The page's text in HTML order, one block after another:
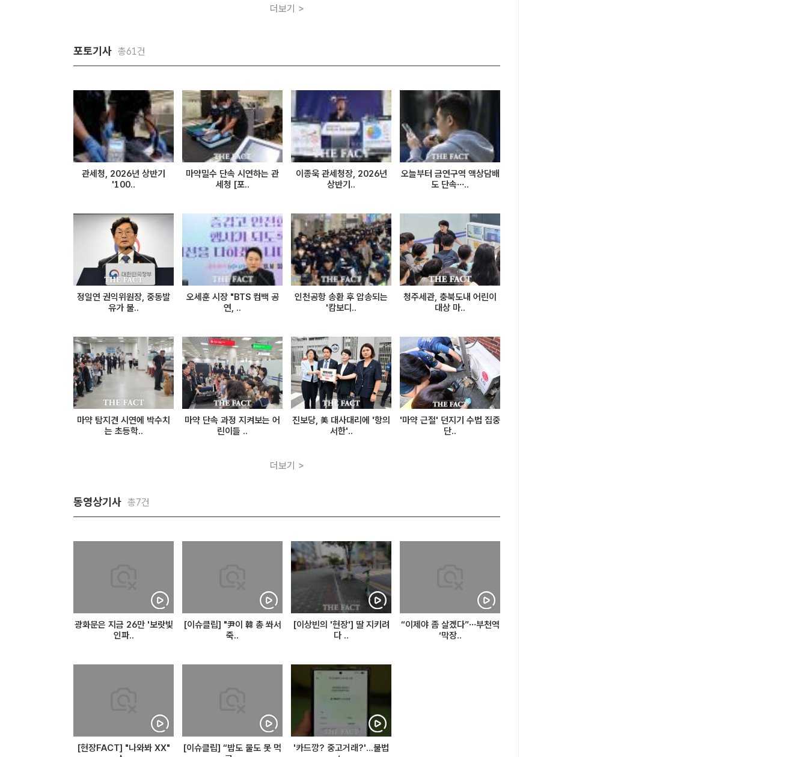
더보기 >
포토기사 총61건
관세청, 2026년 상반기
'100..
마약밀수 단속 시연하는 관
세청 [포..
이종욱 관세청장, 2026년
상반기..
오늘부터 금연구역 액상담배
도 단속…..
정일연 권익위원장, 중동발
유가 불..
오세훈 시장 "BTS 컴백 공
연, ..
인천공항 송환 후 압송되는
'캄보디..
청주세관, 충북도내 어린이
대상 마..
마약 탐지견 시연에 박수치
는 초등학..
마약 단속 과정 지켜보는 어
린이들 ..
진보당, 美 대사대리에 '항의
서한'..
'마약 근절' 던지기 수법 집중
단..
더보기 >
동영상기사 총7건
광화문은 지금 26만 '보랏빛
인파..
[이슈클립] "尹이 韓 총 쏴서
죽..
[이상빈의 '현장'] 딸 지키려
다 ..
“이제야 좀 살겠다”…부천역
‘막장..
[현장FACT] "나와봐 XX"
[이슈클립] “밥도 물도 못 먹
'카드깡? 중고거래?'...불법